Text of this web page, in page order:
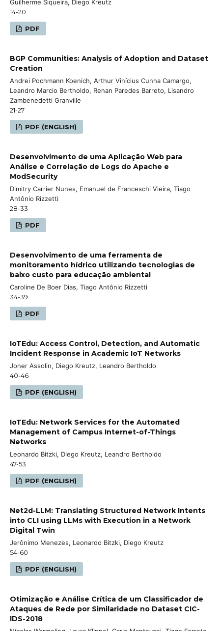
Guilherme Siqueira, Diego Kreutz
14-20
PDF
BGP Communities: Analysis of Adoption and Dataset
Creation
Andrei Pochmann Koenich, Arthur Vinícius Cunha Camargo,
Leandro Marcio Bertholdo, Renan Paredes Barreto, Lisandro
Zambenedetti Granville
21-27
PDF (ENGLISH)
Desenvolvimento de uma Aplicação Web para
Análise e Correlação de Logs do Apache e
ModSecurity
Dimitry Carrier Nunes, Emanuel de Franceschi Vieira, Tiago
Antônio Rizzetti
28-33
PDF
Desenvolvimento de uma ferramenta de
monitoramento hídrico utilizando tecnologias de
baixo custo para educação ambiental
Caroline De Boer Dias, Tiago Antônio Rizzetti
34-39
PDF
IoTEdu: Access Control, Detection, and Automatic
Incident Response in Academic IoT Networks
Joner Assolin, Diego Kreutz, Leandro Bertholdo
40-46
PDF (ENGLISH)
IoTEdu: Network Services for the Automated
Management of Campus Internet-of-Things
Networks
Leonardo Bitzki, Diego Kreutz, Leandro Bertholdo
47-53
PDF (ENGLISH)
Net2d-LLM: Translating Structured Network Intents
into CLI using LLMs with Execution in a Network
Digital Twin
Jerônimo Menezes, Leonardo Bitzki, Diego Kreutz
54-60
PDF (ENGLISH)
Otimização e Análise Crítica de um Classificador de
Ataques de Rede por Similaridade no Dataset CIC-
IDS-2018